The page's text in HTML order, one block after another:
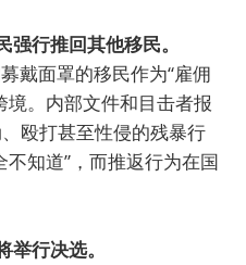
强行推回其他移民。
戴面罩的移民作为“雇佣
境。内部文件和目击者报
殴打甚至性侵的残暴行
知道”，而推返行为在国
举行决选。